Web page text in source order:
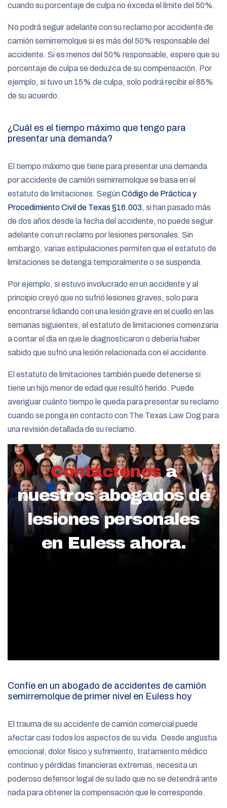
cuando su porcentaje de culpa no exceda el límite del 50%.
No podrá seguir adelante con su reclamo por accidente de
camión semirremolque si es más del 50% responsable del
accidente. Si es menos del 50% responsable, espere que su
porcentaje de culpa se deduzca de su compensación. Por
ejemplo, si tuvo un 15% de culpa, solo podrá recibir el 85%
de su acuerdo.
¿Cuál es el tiempo máximo que tengo para
presentar una demanda?
El tiempo máximo que tiene para presentar una demanda
por accidente de camión semirremolque se basa en el
estatuto de limitaciones. Según Código de Práctica y
Procedimiento Civil de Texas §16.003, si han pasado más
de dos años desde la fecha del accidente, no puede seguir
adelante con un reclamo por lesiones personales. Sin
embargo, varias estipulaciones permiten que el estatuto de
limitaciones se detenga temporalmente o se suspenda.
Por ejemplo, si estuvo involucrado en un accidente y al
principio creyó que no sufrió lesiones graves, solo para
encontrarse lidiando con una lesión grave en el cuello en las
semanas siguientes, el estatuto de limitaciones comenzaría
a contar el día en que le diagnosticaron o debería haber
sabido que sufrió una lesión relacionada con el accidente.
El estatuto de limitaciones también puede detenerse si
tiene un hijo menor de edad que resultó herido. Puede
averiguar cuánto tiempo le queda para presentar su reclamo
cuando se ponga en contacto con The Texas Law Dog para
una revisión detallada de su reclamo.
Contáctenos a
nuestros abogados de
lesiones personales
en Euless ahora.
Confíe en un abogado de accidentes de camión
semirremolque de primer nivel en Euless hoy
El trauma de su accidente de camión comercial puede
afectar casi todos los aspectos de su vida. Desde angustia
emocional, dolor físico y sufrimiento, tratamiento médico
continuo y pérdidas financieras extremas, necesita un
poderoso defensor legal de su lado que no se detendrá ante
nada para obtener la compensación que le corresponde.